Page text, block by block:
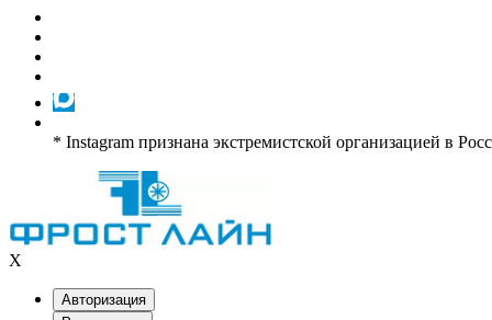
* Instagram признана экстремистской организацией в
X
Авторизация